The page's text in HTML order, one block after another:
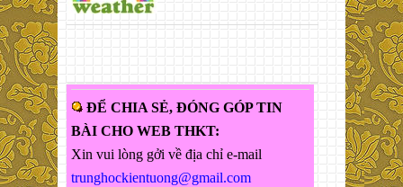
ĐỂ CHIA SẺ, ĐÓNG GÓP TIN
BÀI CHO WEB THKT:
Xin vui lòng gởi về địa chỉ e-mail
trunghockientuong@gmail.com